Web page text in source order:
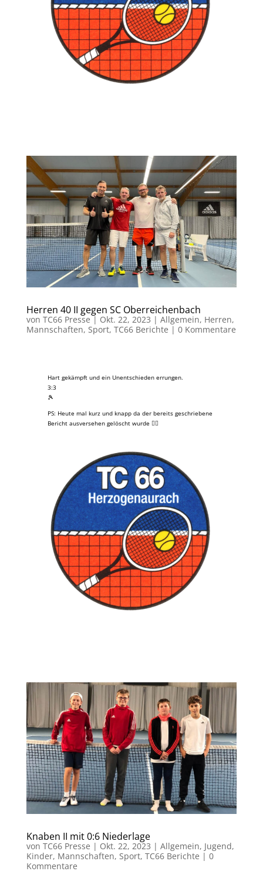
Herren 40 II gegen SC Oberreichenbach
von TC66 Presse| Okt. 22, 2023 | Allgemein, Herren,
Mannschaften, Sport, TC66 Berichte | 0 Kommentare
Hart gekämpft und ein Unentschieden errungen.
3:3
🎾
PS: Heute mal kurz und knapp da der bereits geschriebene
Bericht ausversehen gelöscht wurde 🤦‍♂️
Knaben II mit 0:6 Niederlage
von TC66 Presse | Okt. 22, 2023 | Allgemein, Jugend,
Kinder, Mannschaften, Sport, TC66 Berichte | 0
Kommentare